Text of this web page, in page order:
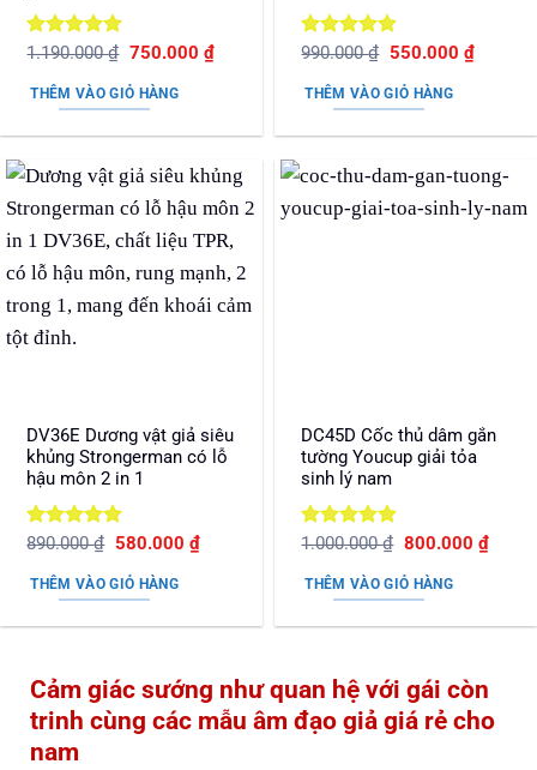
Được xếp
sao
1.190.000₫ Giá
là:
1.190.000 ₫.
750.000 ₫Giá
hiện
THÊM VÀO GIỎ HÀNG
Được xếp
sao
990.000₫ Giá
là:
990.000 ₫.
550.000 ₫Giá
hiện
THÊM VÀO GIỎ HÀNG
DV36E Dương vật giả siêu
khủng Strongerman có lỗ
hậu môn 2 in 1
Được xếp
sao
890.000₫ Giá
là:
890.000 ₫.
580.000 ₫Giá
hiện
THÊM VÀO GIỎ HÀNG
DC45D Cốc thủ dâm gắn
tường Youcup giải tỏa
sinh lý nam
Được xếp
sao
1.000.000₫ Giá
là:
1.000.000 ₫.
800.000 ₫Giá
hiện
THÊM VÀO GIỎ HÀNG
Cảm giác sướng như quan hệ với gái còn
trinh cùng các mẫu âm đạo giả giá rẻ cho
nam